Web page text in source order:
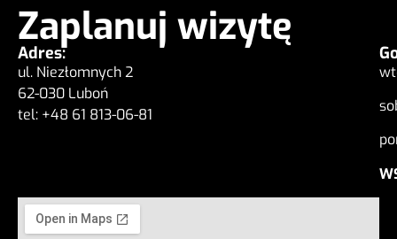
Zaplanuj wizytę
Adres:
ul. Niezłomnych 2
62-030 Luboń
tel: +48 61 813-06-81